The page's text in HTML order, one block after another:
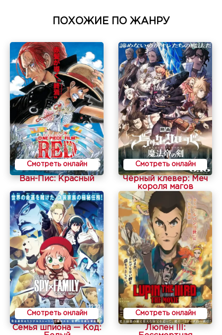
ПОХОЖИЕ ПО ЖАНРУ
Смотреть онлайн
Ван-Пис: Красный
Смотреть онлайн
Чёрный клевер: Меч
короля магов
Смотреть онлайн
Семья шпиона — Код:
Смотреть онлайн
Люпен III: